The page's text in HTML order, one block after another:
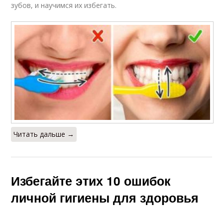
зубов, и научимся их избегать.
Читать дальше →
Избегайте этих 10 ошибок
личной гигиены для здоровья